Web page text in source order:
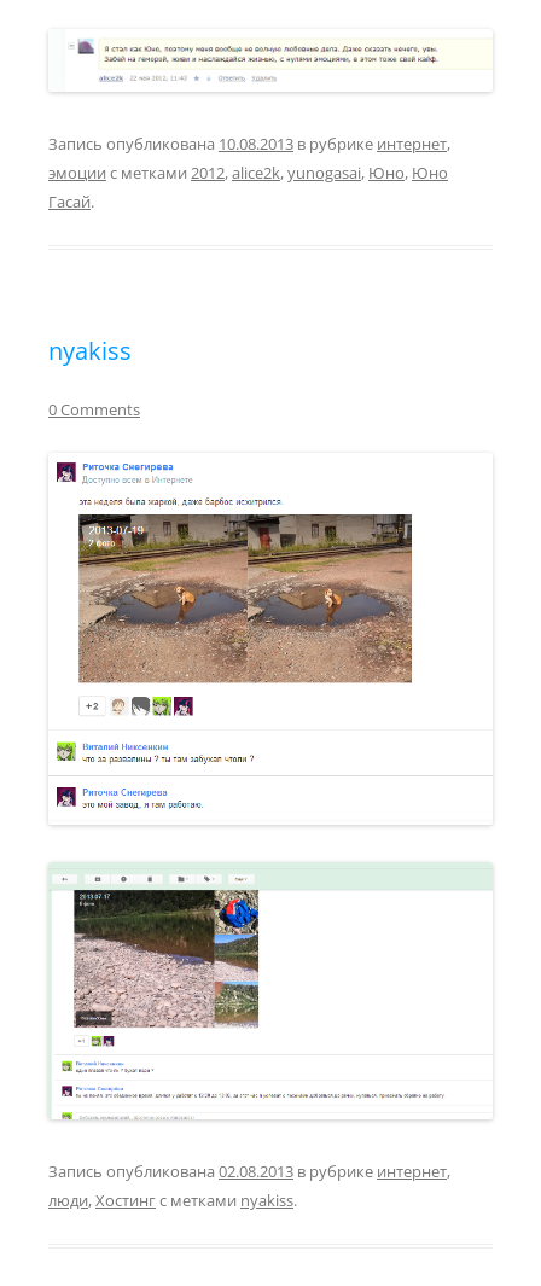
Запись опубликована 10.08.2013 в рубрике интернет,
эмоции с метками 2012,alice2k,yunogasai, Юно, Юно
Гасай.
nyakiss
0 Comments
Запись опубликована 02.08.2013 в рубрике интернет,
люди,Хостингс метками nyakiss.